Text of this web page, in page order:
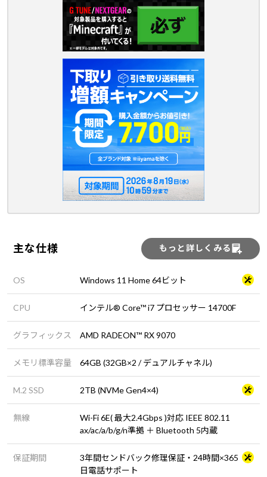
主な仕様 もっと詳しくみる
OS Windows 11 Home 64ビット
CPU インテル® Core™ i7 プロセッサー 14700F
グラフィックス AMD RADEON™ RX 9070
メモリ標準容量 64GB (32GB×2 / デュアルチャネル)
M.2 SSD 2TB (NVMe Gen4×4)
無線
Wi-Fi 6E( 最大2.4Gbps )対応 IEEE 802.11
ax/ac/a/b/g/n準拠 ＋ Bluetooth 5内蔵
保証期間
3年間センドバック修理保証・24時間×365
日電話サポート